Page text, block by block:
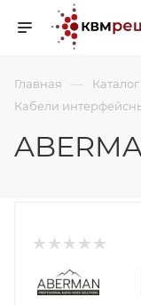
Главная — Каталог
Кабели